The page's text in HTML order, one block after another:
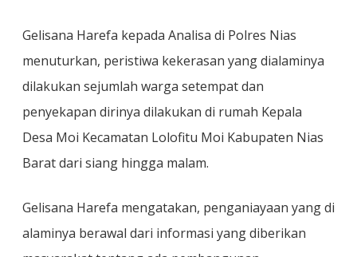
Gelisana Harefa kepada Analisa di Polres Nias
menuturkan, peristiwa kekerasan yang dialaminya
dilakukan sejumlah warga setempat dan
penyekapan dirinya dilakukan di rumah Kepala
Desa Moi Kecamatan Lolofitu Moi Kabupaten Nias
Barat dari siang hingga malam.
Gelisana Harefa mengatakan, penganiayaan yang di
alaminya berawal dari informasi yang diberikan